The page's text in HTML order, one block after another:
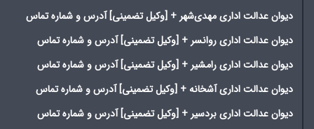
دیوان عدالت اداری مهدی‌شهر + [وکیل تضمینی] آدرس و شماره تماس
دیوان عدالت اداری روانسر + [وکیل تضمینی] آدرس و شماره تماس
دیوان عدالت اداری رامشیر + [وکیل تضمینی] آدرس و شماره تماس
دیوان عدالت اداری آشخانه + [وکیل تضمینی] آدرس و شماره تماس
دیوان عدالت اداری بردسیر + [وکیل تضمینی] آدرس و شماره تماس